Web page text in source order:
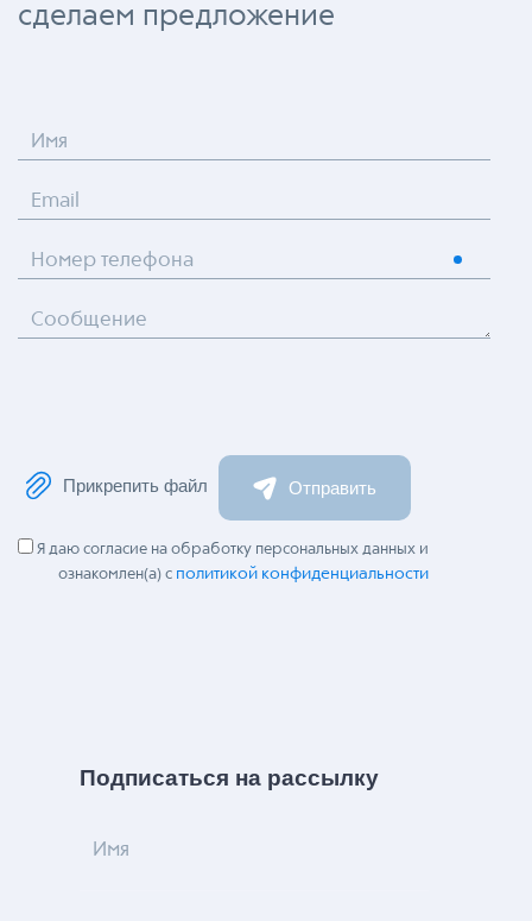
сделаем предложение
Имя
Email
Номер телефона
Сообщение
Прикрепить файл Отправить
Я даю согласие на обработку персональных данных и
ознакомлен(а) с политикой конфиденциальности
Подписаться на рассылку
Имя